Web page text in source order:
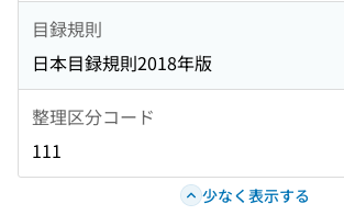
目録規則
日本目録規則2018年版
整理区分コード
111
少なく表示する